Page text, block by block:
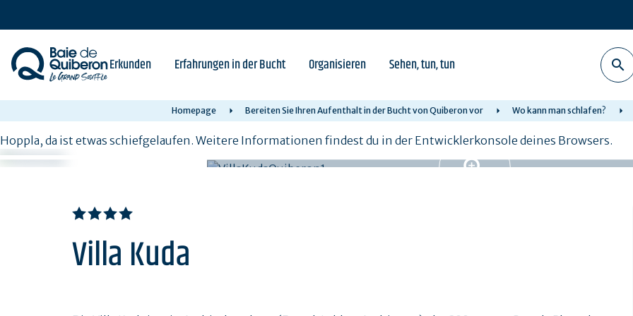
content
Erkunden Erfahrungen in der Bucht Organisieren Sehen, tun, tun
Homepage Bereiten Sie Ihren Aufenthalt in der Bucht von Quiberon vor Wo kann man schlafen?
Hoppla, da ist etwas schiefgelaufen. Weitere Informationen findest du in der Entwicklerkonsole deines Browsers.
Villa Kuda